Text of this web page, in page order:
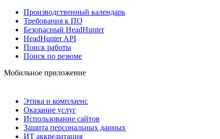
Производственный календарь
Требования к ПО
Безопасный HeadHunter
HeadHunter API
Поиск работы
Поиск по резюме
Мобильное приложение
Этика и комплаенс
Оказание услуг
Использование сайтов
Защита персональных данных
ИТ аккредитация